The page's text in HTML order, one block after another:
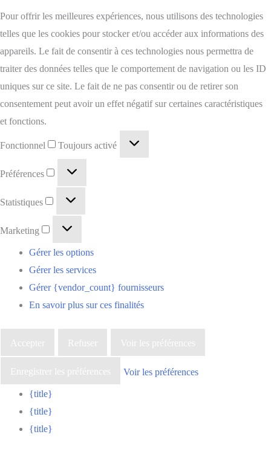
Pour offrir les meilleures expériences, nous utilisons des technologies
telles que les cookies pour stocker et/ou accéder aux informations des
appareils. Le fait de consentir à ces technologies nous permettra de
traiter des données telles que le comportement de navigation ou les ID
uniques sur ce site. Le fait de ne pas consentir ou de retirer son
consentement peut avoir un effet négatif sur certaines caractéristiques
et fonctions.
Fonctionnel Toujours activé
Préférences
Statistiques
Marketing
Gérer les options
Gérer les services
Gérer {vendor_count} fournisseurs
En savoir plus sur ces finalités
Accepter Refuser Voir les préférences
Enregistrer les préférences Voir les préférences
{title}
{title}
{title}